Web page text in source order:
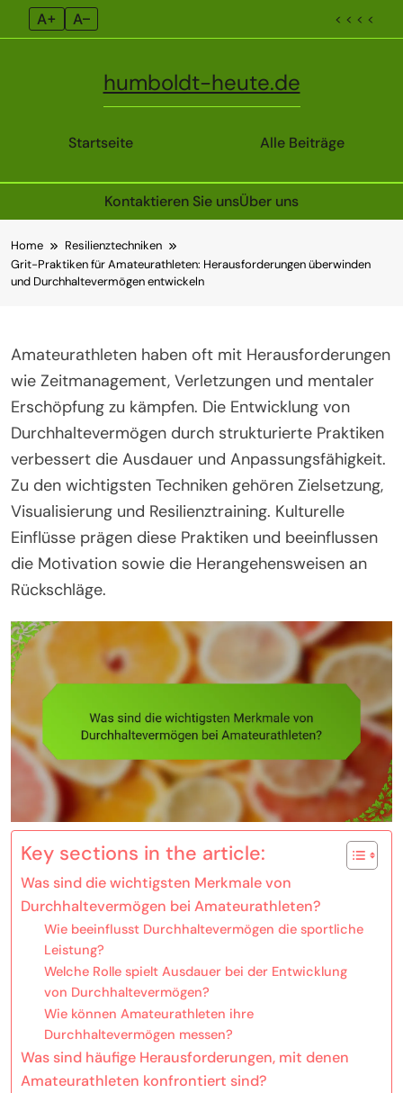
A+ A– < < < <
Startseite
humboldt-heute.de
Alle Beiträge
Kontaktieren Sie unsÜber uns
to
content
Home
Resilienztechniken
Grit-Praktiken für Amateurathleten: Herausforderungen überwinden
und Durchhaltevermögen entwickeln
Amateurathleten haben oft mit Herausforderungen
wie Zeitmanagement, Verletzungen und mentaler
Erschöpfung zu kämpfen. Die Entwicklung von
Durchhaltevermögen durch strukturierte Praktiken
verbessert die Ausdauer und Anpassungsfähigkeit.
Zu den wichtigsten Techniken gehören Zielsetzung,
Visualisierung und Resilienztraining. Kulturelle
Einflüsse prägen diese Praktiken und beeinflussen
die Motivation sowie die Herangehensweisen an
Rückschläge.
Key sections in the article:
Was sind die wichtigsten Merkmale von
Durchhaltevermögen bei Amateurathleten?
Wie beeinflusst Durchhaltevermögen die sportliche
Leistung?
Welche Rolle spielt Ausdauer bei der Entwicklung
von Durchhaltevermögen?
Wie können Amateurathleten ihre
Durchhaltevermögen messen?
Was sind häufige Herausforderungen, mit denen
Amateurathleten konfrontiert sind?